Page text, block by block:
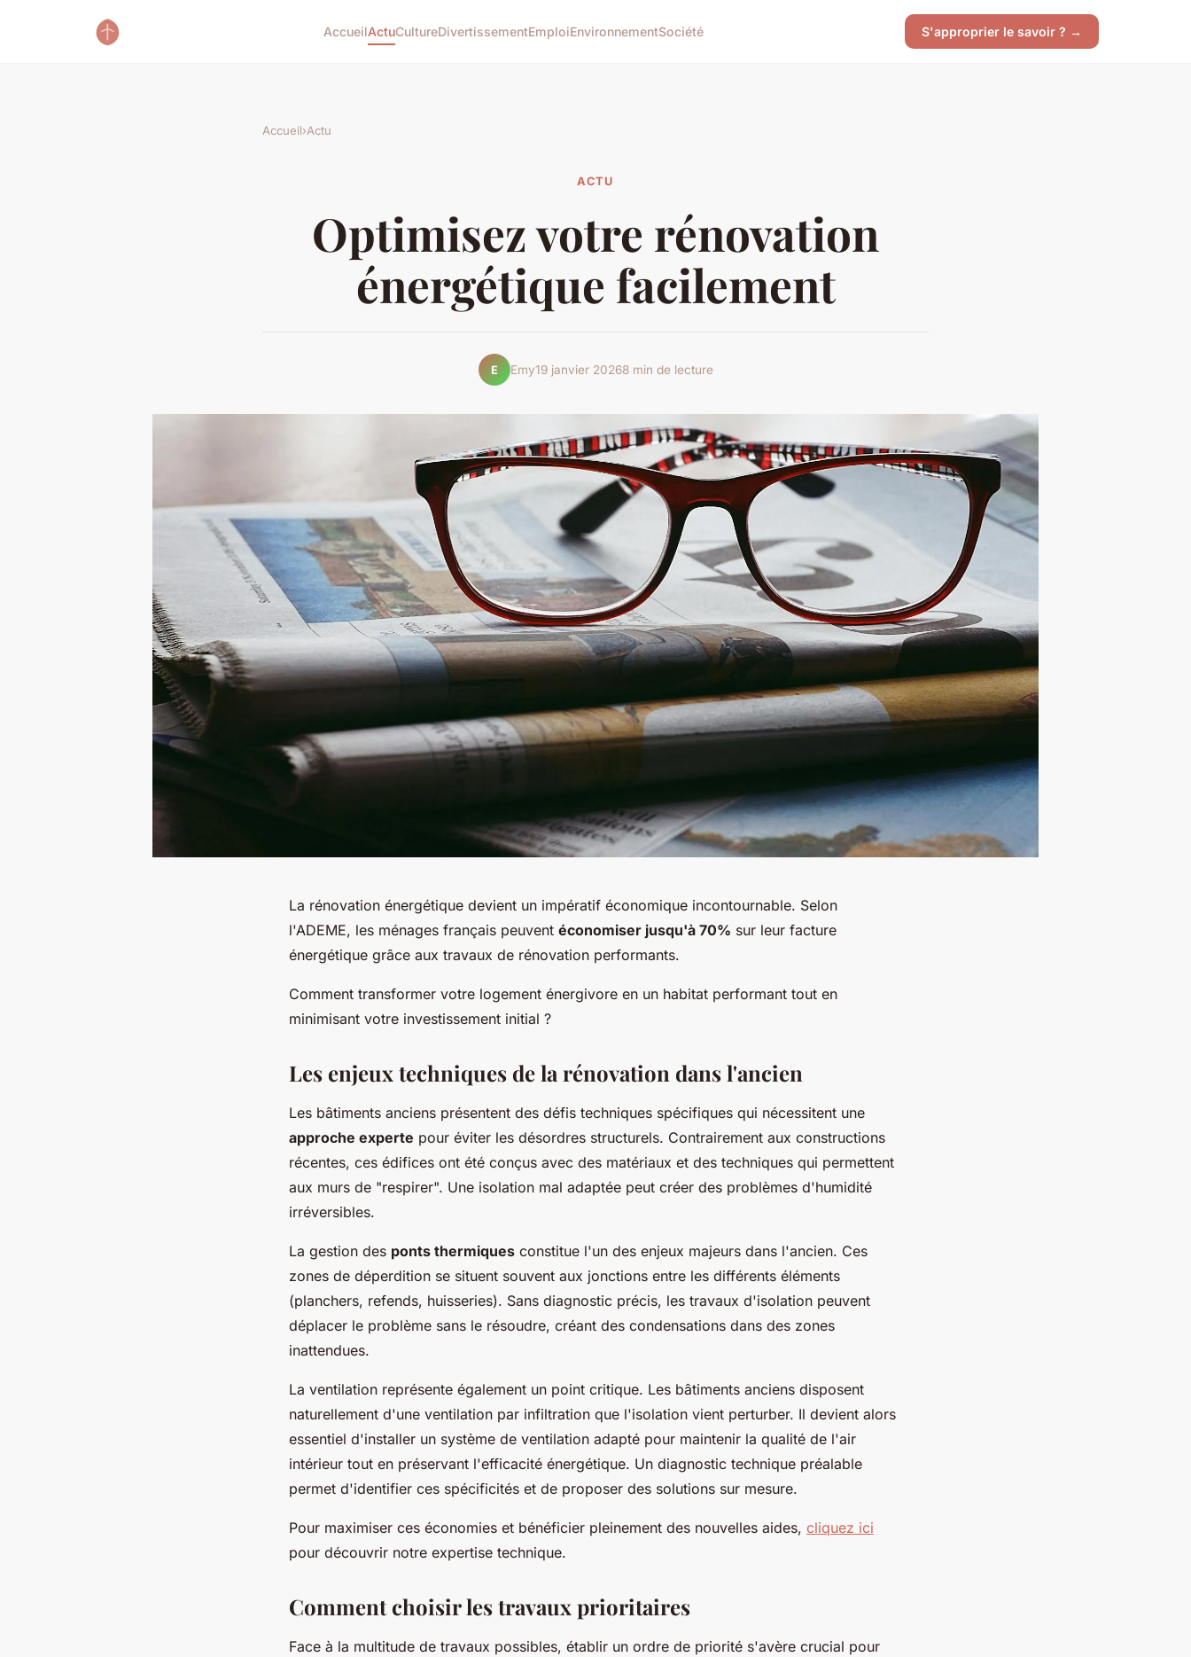
AccueilActuCultureDivertissementEmploiEnvironnementSociété S'approprier le savoir ? →
Accueil›Actu
ACTU
Optimisez votre rénovation
énergétique facilement
E Emy19 janvier 20268 min de lecture
La rénovation énergétique devient un impératif économique incontournable. Selon
l'ADEME, les ménages français peuvent économiser jusqu'à 70% sur leur facture
énergétique grâce aux travaux de rénovation performants.
Comment transformer votre logement énergivore en un habitat performant tout en
minimisant votre investissement initial ?
Les enjeux techniques de la rénovation dans l'ancien
Les bâtiments anciens présentent des défis techniques spécifiques qui nécessitent une
approche experte pour éviter les désordres structurels. Contrairement aux constructions
récentes, ces édifices ont été conçus avec des matériaux et des techniques qui permettent
aux murs de "respirer". Une isolation mal adaptée peut créer des problèmes d'humidité
irréversibles.
La gestion des ponts thermiques constitue l'un des enjeux majeurs dans l'ancien. Ces
zones de déperdition se situent souvent aux jonctions entre les différents éléments
(planchers, refends, huisseries). Sans diagnostic précis, les travaux d'isolation peuvent
déplacer le problème sans le résoudre, créant des condensations dans des zones
inattendues.
La ventilation représente également un point critique. Les bâtiments anciens disposent
naturellement d'une ventilation par infiltration que l'isolation vient perturber. Il devient alors
essentiel d'installer un système de ventilation adapté pour maintenir la qualité de l'air
intérieur tout en préservant l'efficacité énergétique. Un diagnostic technique préalable
permet d'identifier ces spécificités et de proposer des solutions sur mesure.
Pour maximiser ces économies et bénéficier pleinement des nouvelles aides, cliquez ici
pour découvrir notre expertise technique.
Comment choisir les travaux prioritaires
Face à la multitude de travaux possibles, établir un ordre de priorité s'avère crucial pour